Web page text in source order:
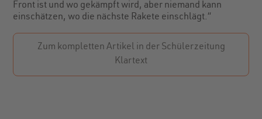
Front ist und wo gekämpft wird, aber niemand kann
einschätzen, wo die nächste Rakete einschlägt.“
Zum kompletten Artikel in der Schülerzeitung
Klartext